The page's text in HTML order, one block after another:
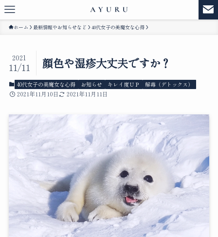
ホーム 最新情報やお知らせなど 40代女子の美魔女な心得
顔色や湿疹大丈夫ですか？
2021
11/11
40代女子の美魔女な心得 お知らせ キレイ度ＵＰ 解毒（デトックス）
2021年11月10日 2021年11月11日